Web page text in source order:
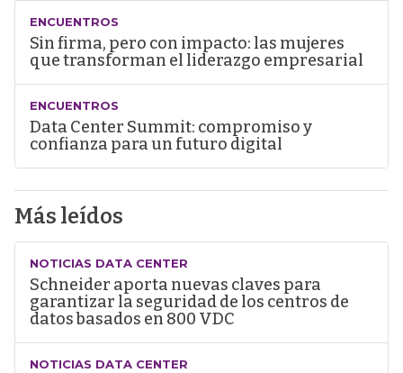
ENCUENTROS
Sin firma, pero con impacto: las mujeres
que transforman el liderazgo empresarial
ENCUENTROS
Data Center Summit: compromiso y
confianza para un futuro digital
Más leídos
NOTICIAS DATA CENTER
Schneider aporta nuevas claves para
garantizar la seguridad de los centros de
datos basados en 800 VDC
NOTICIAS DATA CENTER